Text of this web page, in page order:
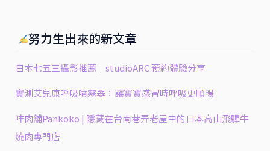
努力生出來的新文章
日本七五三攝影推薦｜studioARC 預約體驗分享
實測艾兒康呼吸噴霧器：讓寶寶感冒時呼吸更順暢
㕩肉舖Pankoko | 隱藏在台南巷弄老屋中的日本高山飛驒牛
燒肉專門店